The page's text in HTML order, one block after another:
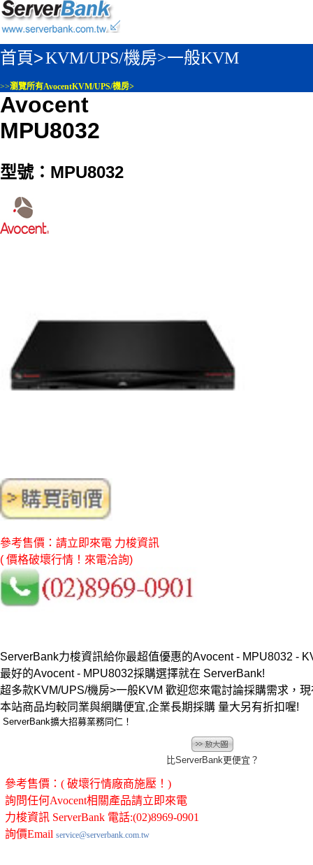
首頁>KVM/UPS/機房>一般KVM
>>瀏覽所有AvocentKVM/UPS/機房>
Avocent
MPU8032
型號：MPU8032
參考售價：請立即來電 力梭資訊
( 價格破壞行情！來電洽詢)
ServerBank力梭資訊給你最超值優惠的Avocent - MPU8032 -
最好的Avocent - MPU8032採購選擇就在 ServerBank!
超多款KVM/UPS/機房>一般KVM 歡迎您來電討論採購需求，
本站商品均較同業與網購便宜,企業長期採購 量大另有折扣喔!
ServerBank擴大招募業務同仁！
比ServerBank更便宜？
參考售價：( 破壞行情廠商施壓！)
詢問任何Avocent相關產品請立即來電
力梭資訊 ServerBank 電話:(02)8969-0901
詢價Email service@serverbank.com.tw